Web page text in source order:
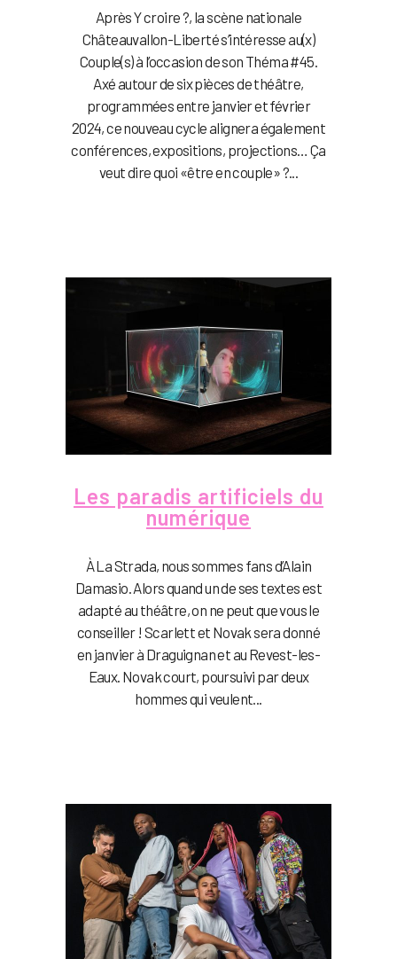
Après Y croire ?, la scène nationale
Châteauvallon-Liberté s’intéresse au(x)
Couple(s) à l’occasion de son Théma #45.
Axé autour de six pièces de théâtre,
programmées entre janvier et février
2024, ce nouveau cycle alignera également
conférences, expositions, projections… Ça
veut dire quoi «être en couple» ?...
Les paradis artificiels du
numérique
À La Strada, nous sommes fans d’Alain
Damasio. Alors quand un de ses textes est
adapté au théâtre, on ne peut que vous le
conseiller ! Scarlett et Novak sera donné
en janvier à Draguignan et au Revest-les-
Eaux. Novak court, poursuivi par deux
hommes qui veulent...